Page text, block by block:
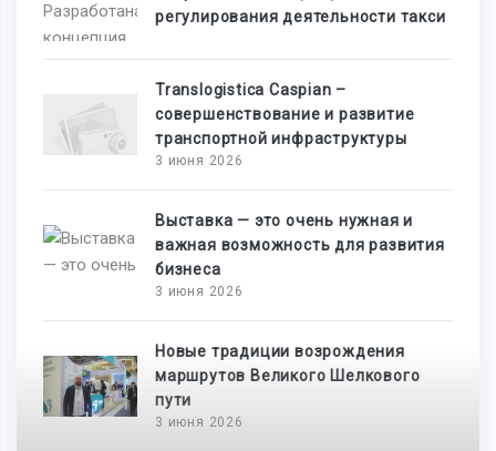
регулирования деятельности такси
Translogistica Caspian –
совершенствование и развитие
транспортной инфраструктуры
3 июня 2026
Выставка — это очень нужная и
важная возможность для развития
бизнеса
3 июня 2026
Новые традиции возрождения
маршрутов Великого Шелкового
пути
3 июня 2026